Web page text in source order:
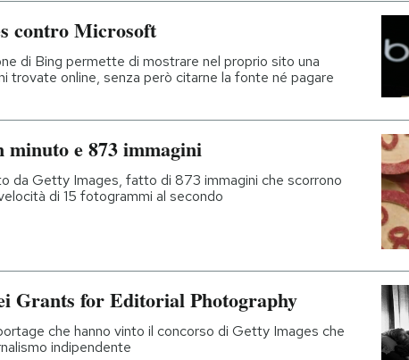
contro Microsoft
di Bing permette di mostrare nel proprio sito una
trovate online, senza però citarne la fonte né pagare
e 873 immagini
da Getty Images, fatto di 873 immagini che scorrono
di 15 fotogrammi al secondo
Grants for Editorial Photography
che hanno vinto il concorso di Getty Images che
indipendente